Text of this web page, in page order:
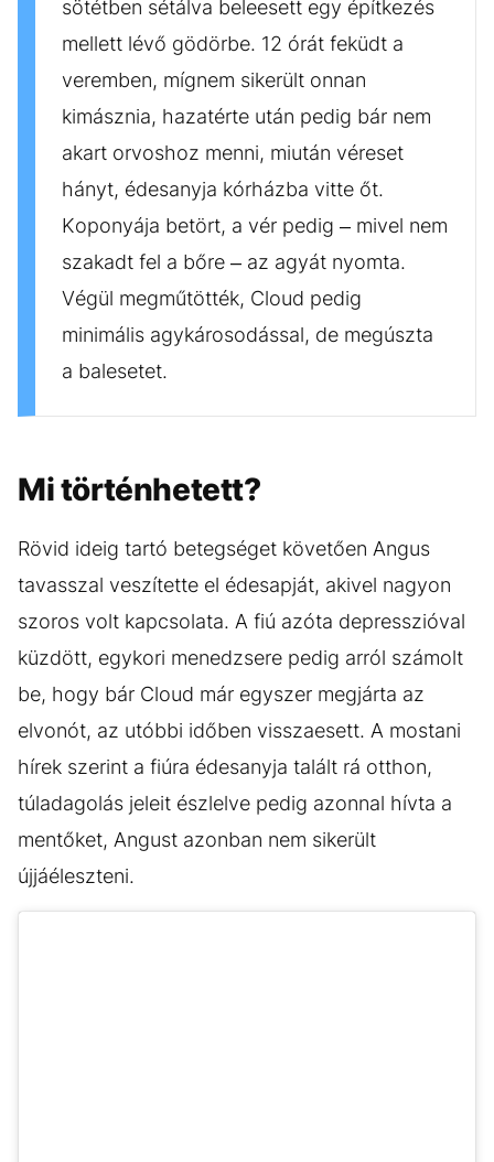
sötétben sétálva beleesett egy építkezés
mellett lévő gödörbe. 12 órát feküdt a
veremben, mígnem sikerült onnan
kimásznia, hazatérte után pedig bár nem
akart orvoshoz menni, miután véreset
hányt, édesanyja kórházba vitte őt.
Koponyája betört, a vér pedig – mivel nem
szakadt fel a bőre – az agyát nyomta.
Végül megműtötték, Cloud pedig
minimális agykárosodással, de megúszta
a balesetet.
Mi történhetett?
Rövid ideig tartó betegséget követően Angus
tavasszal veszítette el édesapját, akivel nagyon
szoros volt kapcsolata. A fiú azóta depresszióval
küzdött, egykori menedzsere pedig arról számolt
be, hogy bár Cloud már egyszer megjárta az
elvonót, az utóbbi időben visszaesett. A mostani
hírek szerint a fiúra édesanyja talált rá otthon,
túladagolás jeleit észlelve pedig azonnal hívta a
mentőket, Angust azonban nem sikerült
újjáéleszteni.